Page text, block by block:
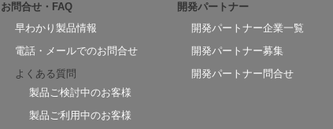
お問合せ・FAQ
早わかり製品情報
電話・メールでのお問合せ
よくある質問
製品ご検討中のお客様
製品ご利用中のお客様
開発パートナー
開発パートナー企業一覧
開発パートナー募集
開発パートナー問合せ